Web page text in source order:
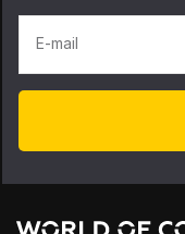
E-mail